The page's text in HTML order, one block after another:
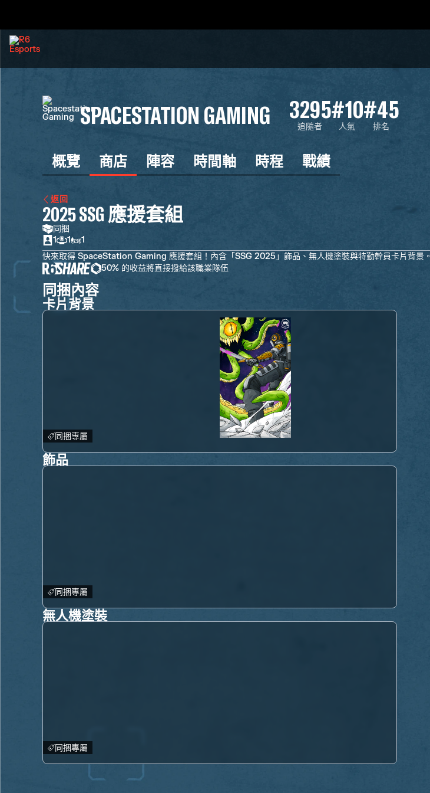
SPACESTATION GAMING 3295
追隨者
#10
人氣
#45
排名
概覽 商店 陣容 時間軸 時程 戰績
返回
2025 SSG 應援套組
同捆
1
1
1
快來取得 SpaceStation Gaming 應援套組！內含「SSG 2025」飾品、無人機塗裝與特勤幹員卡片背景。
50% 的收益將直接撥給該職業隊伍
同捆內容
卡片背景
同捆專屬
飾品
同捆專屬
無人機塗裝
同捆專屬